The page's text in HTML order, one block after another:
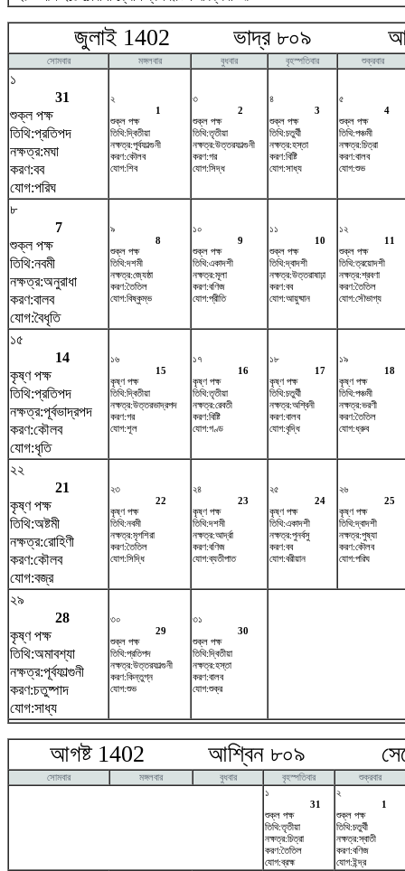
জুলাই 1402 ভাদ্র ৮০৯
সোমবার মঙ্গলবার বুধবার বৃহস্পতিবার শুক্রবার
১
31
শুক্ল পক্ষ
তিথি:প্রতিপদ
নক্ষত্র:মঘা
করণ:বব
যোগ:পরিঘ
২
1
শুক্ল পক্ষ
তিথি:দ্বিতীয়া
নক্ষত্র:পূর্বফাল্গুনী
করণ:কৌলব
যোগ:শিব
৩
2
শুক্ল পক্ষ
তিথি:তৃতীয়া
নক্ষত্র:উত্তরফাল্গুনী
করণ:গর
যোগ:সিদ্ধ
৪
3
শুক্ল পক্ষ
তিথি:চতুর্থী
নক্ষত্র:হস্তা
করণ:বিষ্টি
যোগ:সাধ্য
৫
4
শুক্ল পক্ষ
তিথি:পঞ্চমী
নক্ষত্র:চিত্রা
করণ:বালব
যোগ:শুভ
৮
7
শুক্ল পক্ষ
তিথি:নবমী
নক্ষত্র:অনুরাধা
করণ:বালব
যোগ:বৈধৃতি
৯
8
শুক্ল পক্ষ
তিথি:দশমী
নক্ষত্র:জ্যেষ্ঠা
করণ:তৈতিল
যোগ:বিষ্কুম্ভ
১০
9
শুক্ল পক্ষ
তিথি:একাদশী
নক্ষত্র:মূলা
করণ:বণিজ
যোগ:প্রীতি
১১
10
শুক্ল পক্ষ
তিথি:দ্বাদশী
নক্ষত্র:উত্তরাষাঢ়া
করণ:বব
যোগ:আয়ুষ্মান
১২
11
শুক্ল পক্ষ
তিথি:ত্রয়োদশী
নক্ষত্র:শ্রবণা
করণ:তৈতিল
যোগ:সৌভাগ্য
১৫
14
কৃষ্ণ পক্ষ
তিথি:প্রতিপদ
নক্ষত্র:পূর্বভাদ্রপদ
করণ:কৌলব
যোগ:ধৃতি
১৬
15
কৃষ্ণ পক্ষ
তিথি:দ্বিতীয়া
নক্ষত্র:উত্তরভাদ্রপদ
করণ:গর
যোগ:শূল
১৭
16
কৃষ্ণ পক্ষ
তিথি:তৃতীয়া
নক্ষত্র:রেবতী
করণ:বিষ্টি
যোগ:গণ্ড
১৮
17
কৃষ্ণ পক্ষ
তিথি:চতুর্থী
নক্ষত্র:অশ্বিনী
করণ:বালব
যোগ:বৃদ্ধি
১৯
18
কৃষ্ণ পক্ষ
তিথি:পঞ্চমী
নক্ষত্র:ভরণী
করণ:তৈতিল
যোগ:ধ্রুব
২২
21
কৃষ্ণ পক্ষ
তিথি:অষ্টমী
নক্ষত্র:রোহিণী
করণ:কৌলব
যোগ:বজ্র
২৩
22
কৃষ্ণ পক্ষ
তিথি:নবমী
নক্ষত্র:মৃগশিরা
করণ:তৈতিল
যোগ:সিদ্ধি
২৪
23
কৃষ্ণ পক্ষ
তিথি:দশমী
নক্ষত্র:আর্দ্রা
করণ:বণিজ
যোগ:ব্যতীপাত
২৫
24
কৃষ্ণ পক্ষ
তিথি:একাদশী
নক্ষত্র:পুনর্বসু
করণ:বব
যোগ:বরীয়ান
২৬
25
কৃষ্ণ পক্ষ
তিথি:দ্বাদশী
নক্ষত্র:পুষ্যা
করণ:কৌলব
যোগ:পরিঘ
২৯
28
কৃষ্ণ পক্ষ
তিথি:অমাবশ্যা
নক্ষত্র:পূর্বফাল্গুনী
করণ:চতুষ্পাদ
যোগ:সাধ্য
৩০
29
শুক্ল পক্ষ
তিথি:প্রতিপদ
নক্ষত্র:উত্তরফাল্গুনী
করণ:কিন্তুগ্ন
যোগ:শুভ
৩১
30
শুক্ল পক্ষ
তিথি:দ্বিতীয়া
নক্ষত্র:হস্তা
করণ:বালব
যোগ:শুক্র
আগষ্ট 1402 আশ্বিন ৮০৯
সোমবার মঙ্গলবার বুধবার বৃহস্পতিবার
শুক্রবার
১
31
শুক্ল পক্ষ
তিথি:তৃতীয়া
নক্ষত্র:চিত্রা
করণ:তৈতিল
যোগ:ব্রহ্ম
২
1
শুক্ল পক্ষ
তিথি:চতুর্থী
নক্ষত্র:স্বাতী
করণ:বণিজ
যোগ:ইন্দ্র